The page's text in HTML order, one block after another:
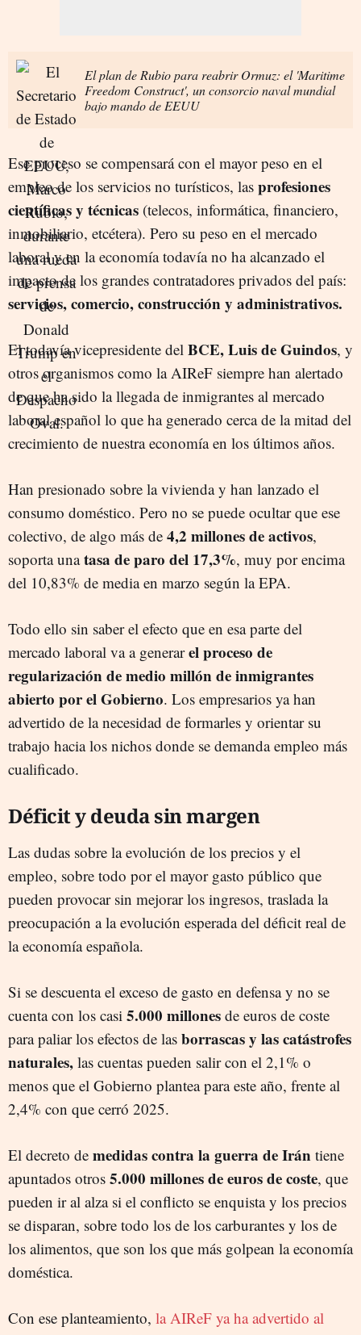
El plan de Rubio para reabrir Ormuz: el 'Maritime
Freedom Construct', un consorcio naval mundial
bajo mando de EEUU
Ese proceso se compensará con el mayor peso en el
empleo de los servicios no turísticos, las profesiones
científicas y técnicas (telecos, informática, financiero,
inmobiliario, etcétera). Pero su peso en el mercado
laboral y en la economía todavía no ha alcanzado el
impacto de los grandes contratadores privados del país:
servicios, comercio, construcción y administrativos.
El todavía vicepresidente del BCE, Luis de Guindos, y
otros organismos como la AIReF siempre han alertado
de que ha sido la llegada de inmigrantes al mercado
laboral español lo que ha generado cerca de la mitad del
crecimiento de nuestra economía en los últimos años.
Han presionado sobre la vivienda y han lanzado el
consumo doméstico. Pero no se puede ocultar que ese
colectivo, de algo más de 4,2 millones de activos,
soporta unatasa de paro del 17,3%, muy por encima
del 10,83% de media en marzo según la EPA.
Todo ello sin saber el efecto que en esa parte del
mercado laboral va a generarel proceso de
regularización de medio millón de inmigrantes
abierto por el Gobierno. Los empresarios ya han
advertido de la necesidad de formarles y orientar su
trabajo hacia los nichos donde se demanda empleo más
cualificado.
Déficit y deuda sin margen
Las dudas sobre la evolución de los precios y el
empleo, sobre todo por el mayor gasto público que
pueden provocar sin mejorar los ingresos, traslada la
preocupación a la evolución esperada del déficit real de
la economía española.
Si se descuenta el exceso de gasto en defensa y no se
cuenta con los casi 5.000 millones de euros de coste
para paliar los efectos de las borrascas y las catástrofes
naturales, las cuentas pueden salir con el 2,1% o
menos que el Gobierno plantea para este año, frente al
2,4% con que cerró 2025.
El decreto de medidas contra la guerra de Irán tiene
apuntados otros 5.000 millones de euros de coste, que
pueden ir al alza si el conflicto se enquista y los precios
se disparan, sobre todo los de los carburantes y los de
los alimentos, que son los que más golpean la economía
doméstica.
Con ese planteamiento, la AIReF ya ha advertido al